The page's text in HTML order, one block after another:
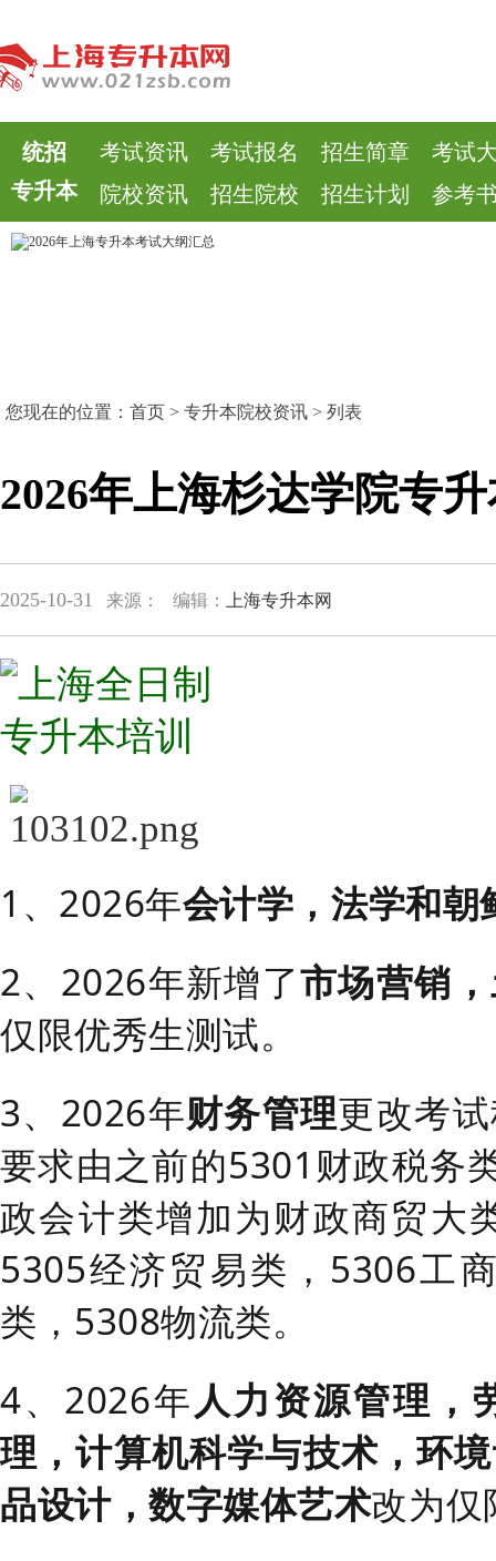
统招
专升本
考试资讯 考试报名 招生简章
考试
院校资讯
招生院校 招生计划 参考
您现在的位置： 首页 > 专升本院校资讯 > 列表
2026年上海杉达学院专
2025-10-31 来源： 编辑： 上海专升本网
1、2026年会计学，法学和朝
2、2026年新增了市场营销
仅限优秀生测试。
3、2026年财务管理更改考
要求由之前的5301财政税务
政会计类增加为财政商贸大
5305经济贸易类，5306工
类，5308物流类。
4、2026年人力资源管理，
理，计算机科学与技术，环
品设计，数字媒体艺术改为仅